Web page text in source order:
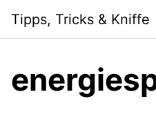
content
Tipps, Tricks & Kniffe